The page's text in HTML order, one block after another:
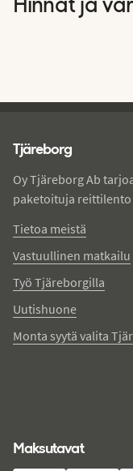
Hinnat ja
Tjäreborg
Oy Tjäreborg Ab
paketoituja
Tietoa meistä
Vastuullinen matkailu
Työ Tjäreborgilla
Uutishuone
Monta syytä valita
Maksutavat